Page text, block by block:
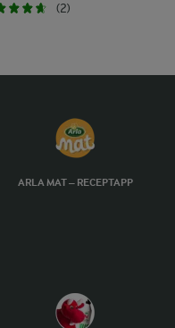
(2)
ARLA MAT – RECEPTAPP